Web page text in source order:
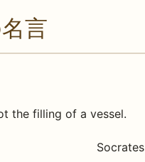
言
the filling of a vessel.
Socrates